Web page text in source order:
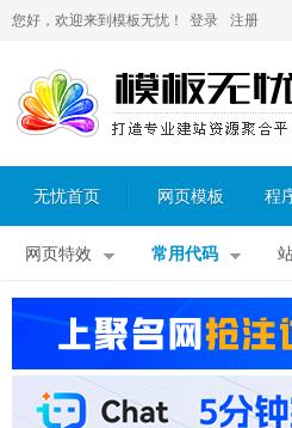
您好，欢迎来到模板无忧！ 登录 注册
无忧首页 网页模板 程
网页特效 常用代码